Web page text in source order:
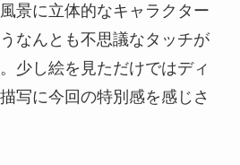
景に立体的なキャラクター
なんとも不思議なタッチが
少し絵を見ただけではディ
写に今回の特別感を感じさ